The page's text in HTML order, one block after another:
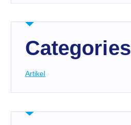
Categories
Artikel